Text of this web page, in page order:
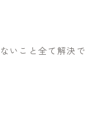
いこと全て解決で